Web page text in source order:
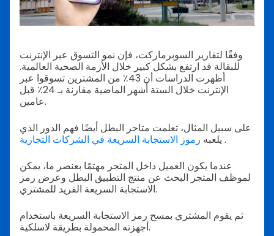
وفقًا لتقارير السوبرماركت، فإن نمو التسوق عبر الإنترنت
للبقالة قد ارتفع بشكل كبير خلال الأزمة الصحية العالمية.
أظهرت الدراسات أن 43٪ من المشترين تسوقوا عبر
الإنترنت خلال الستة أشهر الماضية مقارنة بـ 24٪ قبل
عامين.
على سبيل المثال، تعلمت متاجر البطل أيضًا فهم الدور الذي
يلعبه رموز الاستجابة السريعة في الشركات التجارية
.
عندما يكون العميل داخل المتجر مهتمًا بعنصر ما، يمكن
لموظف المتجر البحث عن منتج التطبيق البطل وعرض رمز
الاستجابة السريعة الفريد للمشتري.
ثم يقوم المشتري بمسح رمز الاستجابة السريعة باستخدام
أجهزته المحمولة بطريقة لاسلكية.